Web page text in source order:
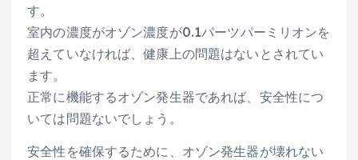
す。
室内の濃度がオゾン濃度が0.1パーツパーミリオンを
超えていなければ、健康上の問題はないとされてい
ます。
正常に機能するオゾン発生器であれば、安全性につ
いては問題ないでしょう。
安全性を確保するために、オゾン発生器が壊れない